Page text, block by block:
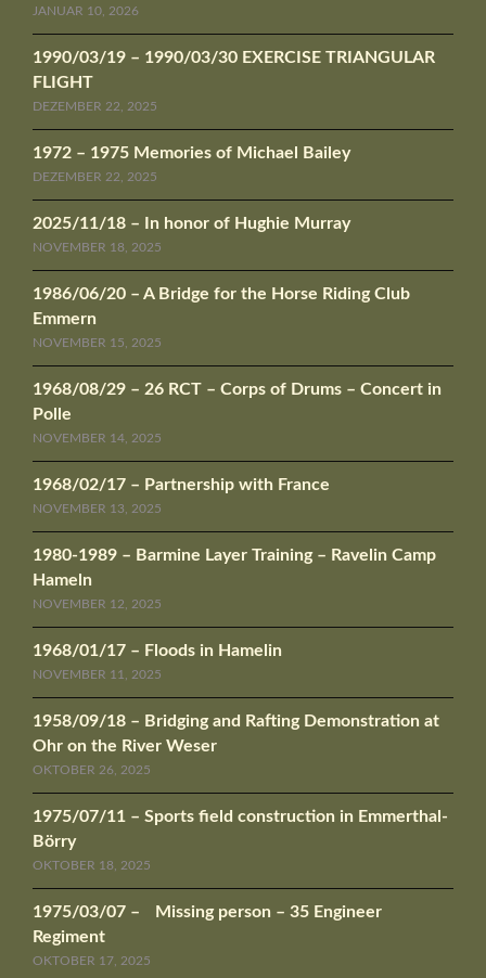
JANUAR 10, 2026
1990/03/19 – 1990/03/30 EXERCISE TRIANGULAR
FLIGHT
DEZEMBER 22, 2025
1972 – 1975 Memories of Michael Bailey
DEZEMBER 22, 2025
2025/11/18 – In honor of Hughie Murray
NOVEMBER 18, 2025
1986/06/20 – A Bridge for the Horse Riding Club
Emmern
NOVEMBER 15, 2025
1968/08/29 – 26 RCT – Corps of Drums – Concert in
Polle
NOVEMBER 14, 2025
1968/02/17 – Partnership with France
NOVEMBER 13, 2025
1980-1989 – Barmine Layer Training – Ravelin Camp
Hameln
NOVEMBER 12, 2025
1968/01/17 – Floods in Hamelin
NOVEMBER 11, 2025
1958/09/18 – Bridging and Rafting Demonstration at
Ohr on the River Weser
OKTOBER 26, 2025
1975/07/11 – Sports field construction in Emmerthal-
Börry
OKTOBER 18, 2025
1975/03/07 – Missing person – 35 Engineer
Regiment
OKTOBER 17, 2025